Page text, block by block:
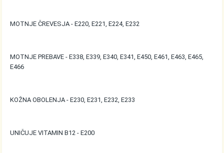
MOTNJE ČREVESJA - E220, E221, E224, E232
MOTNJE PREBAVE - E338, E339, E340, E341, E450, E461, E463, E465,
E466
KOŽNA OBOLENJA - E230, E231, E232, E233
UNIČUJE VITAMIN B12 - E200